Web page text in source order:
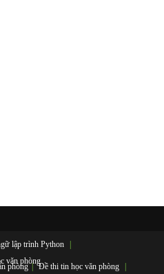
lập trình Python
văn phòng
phòng Đề thi tin học văn phòng